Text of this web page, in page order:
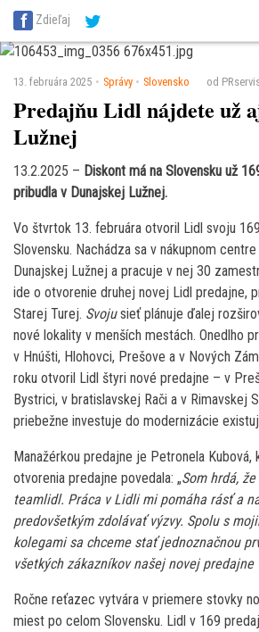
SITA Energetika
SITA Potravinárstvo
Zdieľaj
13. februára 2025 Správy Slovensko od
Predajňu Lidl nájdete už
Lužnej
13.2.2025 – Diskont má na Slovensku už
pribudla v Dunajskej Lužnej.
Vo štvrtok 13. februára otvoril Lidl svoju
Slovensku. Nachádza sa v nákupnom
Dunajskej Lužnej a pracuje v nej 30
ide o otvorenie druhej novej Lidl predajne,
Starej Turej. Svojusieť plánuje ďalej
nové lokality v menších mestách. Onedlho
v Hnúšti, Hlohovci, Prešove a v Nových
roku otvoril Lidl štyri nové predajne – v
Bystrici, v bratislavskej Rači a v Rimavskej
priebežne investuje do modernizácie
Manažérkou predajne je Petronela
otvorenia predajne povedala: „Som hrdá,
teamlidl. Práca v Lidli mi pomáha rásť a
predovšetkým zdolávať výzvy. Spolu s
kolegami sa chceme stať jednoznačnou
všetkých zákazníkov našej novej
Ročne reťazec vytvára v priemere stovky
miest po celom Slovensku. Lidl v 169